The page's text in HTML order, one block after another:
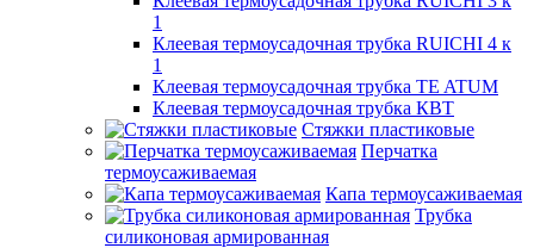
1
Клеевая термоусадочная трубка RUICHI 4 к
1
Клеевая термоусадочная трубка TE ATUM
Клеевая термоусадочная трубка КВТ
Стяжки пластиковые
Перчатка
термоусаживаемая
Капа термоусаживаемая
Трубка
силиконовая армированная